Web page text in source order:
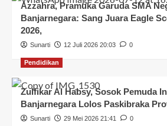
Azzahra, Pramuka Garuda SMA
Banjarnegara: Sang Juara Eagle
2026,
Sunarti 12 Juli 2026 20:03 0
Pendidikan
Zulfikar Al Habsy, Sosok Pemuda
Banjarnegara Lolos Paskibraka
Sunarti 29 Mei 2026 21:41 0